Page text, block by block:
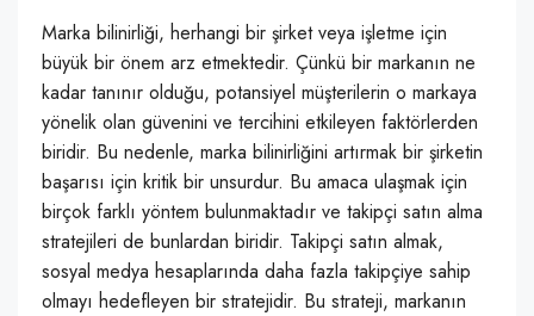
Marka bilinirliği, herhangi bir şirket veya işletme için
büyük bir önem arz etmektedir. Çünkü bir markanın ne
kadar tanınır olduğu, potansiyel müşterilerin o markaya
yönelik olan güvenini ve tercihini etkileyen faktörlerden
biridir. Bu nedenle, marka bilinirliğini artırmak bir şirketin
başarısı için kritik bir unsurdur. Bu amaca ulaşmak için
birçok farklı yöntem bulunmaktadır ve takipçi satın alma
stratejileri de bunlardan biridir. Takipçi satın almak,
sosyal medya hesaplarında daha fazla takipçiye sahip
olmayı hedefleyen bir stratejidir. Bu strateji, markanın